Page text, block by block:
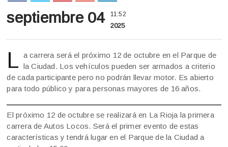
septiembre 04 11:52
2025
L a carrera será el próximo 12 de octubre en el Parque de
la Ciudad. Los vehículos pueden ser armados a criterio
de cada participante pero no podrán llevar motor. Es abierto
para todo público y para personas mayores de 16 años.
El próximo 12 de octubre se realizará en La Rioja la primera
carrera de Autos Locos. Será el primer evento de estas
características y tendrá lugar en el Parque de la Ciudad a